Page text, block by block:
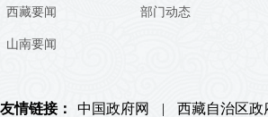
西藏要闻
山南要闻
部门动态
友情链接： 中国政府网 | 西藏自治区政